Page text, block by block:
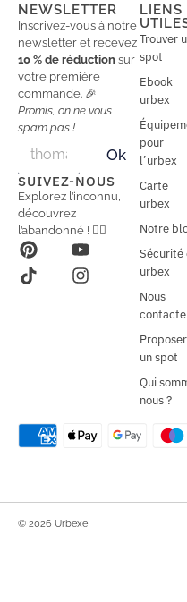
NEWSLETTER
Inscrivez-vous à notre
newsletter et recevez
10 % de réduction sur
votre première
commande. 🎉
Promis, on ne vous
spam pas !
a
i
l
a
i
l
*
Ok
SUIVEZ-NOUS
Explorez l’inconnu,
découvrez
l’abandonné ! 🕵️‍♂️
LIENS
Trouver
spot
Ebook
urbex
pour
l’urbex
Carte
urbex
Notre
Sécurité
urbex
Nous
Proposer
un spot
Qui
nous ?
© 2026 Urbexe